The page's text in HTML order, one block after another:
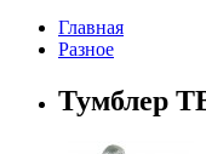
Главная
Разное
Тумблер